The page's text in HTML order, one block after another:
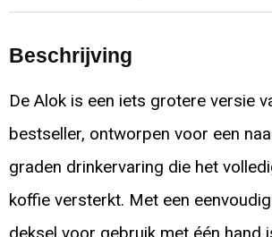
Beschrijving
De Alok is een iets grotere versie
bestseller, ontworpen voor een
graden drinkervaring die het
koffie versterkt. Met een